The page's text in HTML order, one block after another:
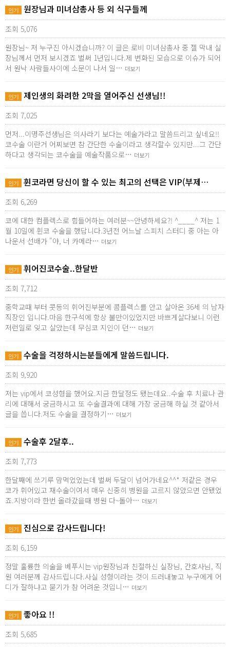
인기 원장님과 미녀삼총사 등 외 식구들께
조회 5,076
원장님~ 저 누구진 아시겠습니까? 이 글은 로비 미녀삼총사 중 젤 막내 실
장님께서 먼저 보시겠죠 벌써 1년입니다.제 변화된 모습으로 이슈가 되어
서 원낙 사람들사이에 소문이 나서 일… 더보기
인기 제인생의 화려한 2막을 열어주신 선생님!!
조회 7,025
먼저...이명주선생님은 의사라기 보다는 예술가라고 말씀드리고 싶네요!!
코수술 이란거 어찌보면 참 간단한 수술이라고 생각할수 있지만...그 간단
하다고 생각되는 코수술을 예술작품으로… 더보기
인기 휜코라면 당신이 할 수 있는 최고의 선택은 VIP(부제…
조회 6,269
코에 대한 컴플렉스로 힘들어하는 여러분~~안녕하세요?! ^____^ 저는 1
월 10일에 휜코 수술을 했답니다.3년전 어느날 스피치 스터디 중 아는 아
나운서 선배가 "야, 너 카메라… 더보기
인기 휘어진코수술..한달반
조회 7,712
중학교때 부터 콧등의 휘어진부분에 콤플렉스를 안고 살아온 36세 의 남자
직장인 입니다.마음 한구석에 항상 불만이있었지만 바쁘게살다보니 이런
저런일로 잊고 살았는데 무심코 지인이 던… 더보기
인기 수술을 걱정하시는분들에게 말씀드립니다.
조회 9,920
저는 vip에서 코성형을 했어요.지금 한달정도 됐는데요..수술 후 치료나 관
리에 대해서 궁금하시고 또 수술결과에 대해 가장 궁금해 하실 것 같아서
글을 씁니다.저도 수술을 결정하기… 더보기
인기 수술후 2달후..
조회 7,773
한달째에 쓰기루 맘먹었었는데 벌써 두달이 넘어가네요^^* 저같은 경우
코가 휘어있고 재수술이여서 매우 신중히 병원을 고르지 않았으면 안됐었
죠.지방이라 한번 올라갔을때 병원 다~돌아… 더보기
인기 진심으로 감사드립니다!
조회 6,159
정말 훌륭한 의술을 베푸시는 vip원장님과 친절하신 실장님, 간호사님, 직
원 여러분께 감사드립니다.사실 성형이라는 것이 드러내놓고 누구에게 어
디가 잘하냐고 묻기가 참 어려운 것입니… 더보기
인기 좋아요 !!
조회 5,685